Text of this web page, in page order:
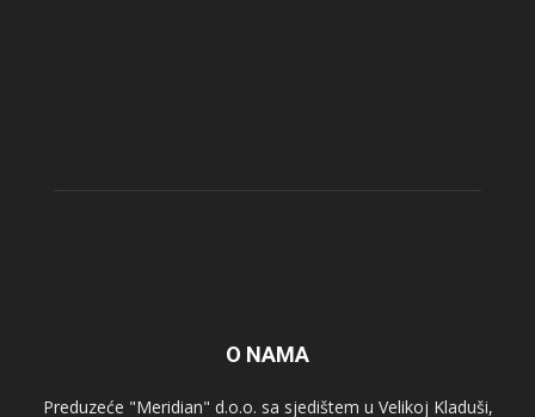
O NAMA
Preduzeće "Meridian" d.o.o. sa sjedištem u Velikoj Kladuši,